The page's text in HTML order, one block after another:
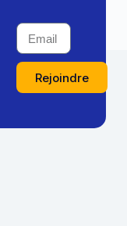
Rejoindre